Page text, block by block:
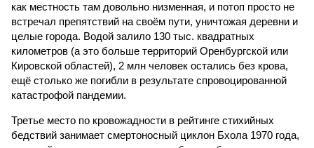
как местность там довольно низменная, и потоп просто не
встречал препятствий на своём пути, уничтожая деревни и
целые города. Водой залило 130 тыс. квадратных
километров (а это больше территорий Оренбургской или
Кировской областей), 2 млн человек остались без крова,
ещё столько же погибли в результате спровоцированной
катастрофой пандемии.
Третье место по кровожадности в рейтинге стихийных
бедствий занимает смертоносный циклон Бхола 1970 года,